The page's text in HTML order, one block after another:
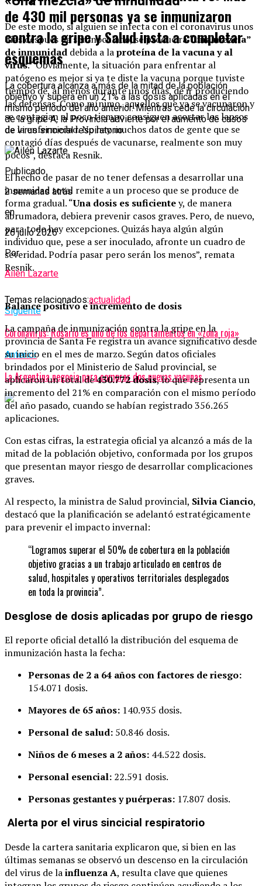
De este modo, si alguien se infecta con el coronavirus unos
días después de ser inoculado, se producirá“una mezcla”
de inmunidad debida a laproteína de la vacuna y al
virus. “Obviamente, la situación para enfrentar al
patógeno es mejor si ya te diste la vacuna porque tuviste
tiempo de, al menos durante unos días, de ir produciendo
las defensas. Como mínimo, aquellos que ya se vacunaron y
se contagian al poco tiempo consiguen acortar los lapsos
de la enfermedad. No hay muchos datos de gente que se
contagió días después de vacunarse, realmente son muy
pocos”, destaca Resnik.
El hecho de pasar de no tener defensas a desarrollar una
inmunidad total remite a un proceso que se produce de
forma gradual. “Una dosis es suficientey, de manera
abrumadora, debiera prevenir casos graves. Pero, de nuevo,
para todo hay excepciones. Quizás haya algún algún
individuo que, pese a ser inoculado, afronte un cuadro de
severidad.Podría pasar pero serán los menos”, remata
Resnik.
Temas relacionados:actualidad
Siguente
Coronavirus: Rosario es uno de los departamentos en «zona roja»
Anterior
La Argentina negocia para comprar dos nuevas vacunas
de 430 mil personas ya se inmunizaron
contra la gripe y Salud insta a completar
esquemas
La cobertura alcanza a más de la mitad de la población
objetivo y supera en un 21% a las dosis aplicadas en el
mismo período del año anterior. Mientras cede la circulación
de la gripe A, la Provincia advierte por el aumento de casos
de virus sincicial respiratorio.
Publicado
2 semanas atrás
en
26 julio 2026
Por
Ailén Lazarte
Balance positivo e incremento de dosis
La campaña de inmunización contra la gripe en la
provincia de Santa Fe registra un avance significativo desde
su inicio en el mes de marzo. Según datos oficiales
brindados por el Ministerio de Salud provincial, se
aplicaron un total de430.772 dosis, lo que representa un
incremento del 21% en comparación con el mismo período
del año pasado, cuando se habían registrado 356.265
aplicaciones.
Con estas cifras, la estrategia oficial ya alcanzó a más de la
mitad de la población objetivo, conformada por los grupos
que presentan mayor riesgo de desarrollar complicaciones
graves.
Al respecto, la ministra de Salud provincial, Silvia Ciancio,
destacó que la planificación se adelantó estratégicamente
para prevenir el impacto invernal:
“Logramos superar el 50% de cobertura en la población
objetivo gracias a un trabajo articulado en centros de
salud, hospitales y operativos territoriales desplegados
en toda la provincia”.
Desglose de dosis aplicadas por grupo de riesgo
El reporte oficial detalló la distribución del esquema de
inmunización hasta la fecha:
Personas de 2 a 64 años con factores de riesgo:
154.071 dosis.
Mayores de 65 años: 140.935 dosis.
Personal de salud: 50.846 dosis.
Niños de 6 meses a 2 años: 44.522 dosis.
Personal esencial: 22.591 dosis.
Personas gestantes y puérperas: 17.807 dosis.
Alerta por el virus sincicial respiratorio
Desde la cartera sanitaria explicaron que, si bien en las
últimas semanas se observó un descenso en la circulación
del virus de lainfluenza A, resulta clave que quienes